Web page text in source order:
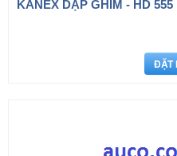
KANEX DẬP GHIM - HD 555